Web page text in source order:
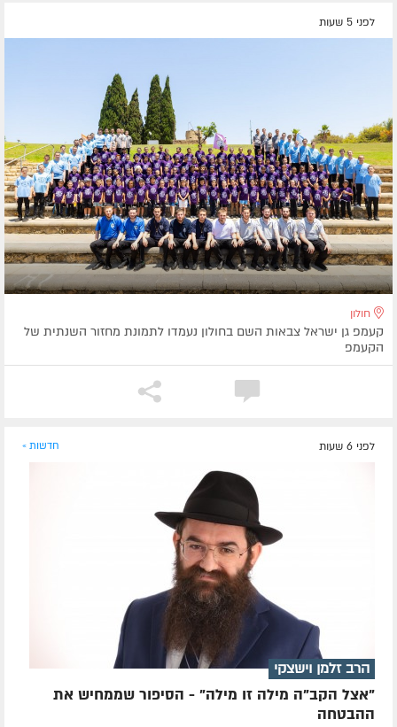
לפני 5 שעות
חולון
קעמפ גן ישראל צבאות השם בחולון נעמדו לתמונת מחזור השנתית של
הקעמפ
לפני 6 שעות חדשות »
הרב זלמן וישצקי
"אצל הקב"ה מילה זו מילה" - הסיפור שממחיש את
ההבטחה